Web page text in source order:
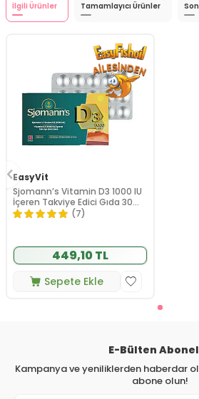
İlgili Ürünler Tamamlayıcı Ürünler
EasyVit
Sjomann’s Vitamin D3 1000 IU
İçeren Takviye Edici Gıda 30
Adet Çiğnenebilir Jel Form
(7)
449,10 TL
Sepete Ekle
E-Bülten
Kampanya ve yeniliklerden haberdar
abone olun!